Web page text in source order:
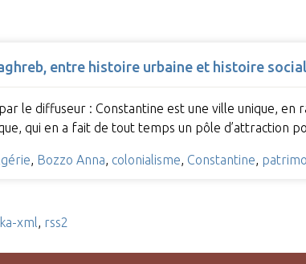
entre histoire urbaine et histoire
le diffuseur : Constantine est une ville unique,
qui en a fait de tout temps un pôle d’attraction
Bozzo Anna colonialisme Constantine
xml rss2